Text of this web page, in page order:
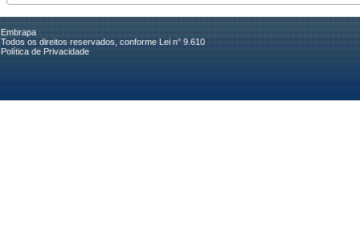
Embrapa
Todos os direitos reservados, conforme Lei n° 9.610
Política de Privacidade